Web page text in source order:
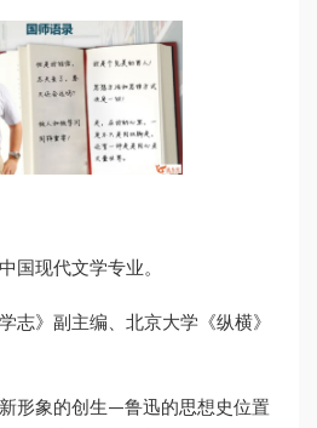
国现代文学专业。
志》副主编、北京大学《纵横》
形象的创生—鲁迅的思想史位置